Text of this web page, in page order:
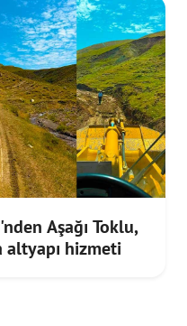
Aşağı Toklu,
altyapı hizmeti